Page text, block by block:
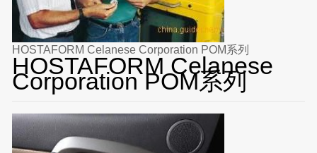
HOSTAFORM Celanese Corporation POM系列
HOSTAFORM Celanese
Corporation POM系列